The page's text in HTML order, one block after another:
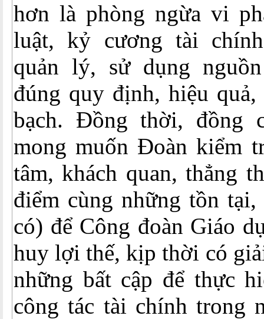
hơn là phòng ngừa vi
luật, kỷ cương tài
quản lý, sử dụng
đúng quy định, hiệu
bạch. Đồng thời, đồng
mong muốn Đoàn kiểm
tâm, khách quan, thẳng
điểm cùng những tồn
có) để Công đoàn Giáo
huy lợi thế, kịp thời có
những bất cập để thực
công tác tài chính trong